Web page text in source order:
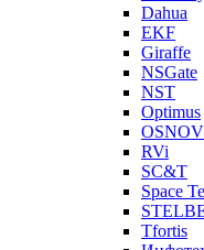
Dahua
EKF
Giraffe
NSGate
NST
Optimus
RVi
SC&T
Space
Tfortis